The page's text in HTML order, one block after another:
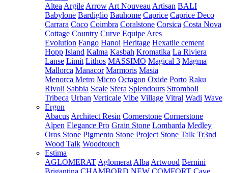
Altea Argile Arrow Art Nouveau Artisan BALI
Babylone Bardiglio Bauhome Caprice Caprice Deco
Carrara Coco Coimbra Coralstone Corsica Costa Nova
Cottage Country Curve Equipe Ares
Evolution Fango Hanoi Heritage Hexatile cement
Hopp Island Kalma Kasbah Kromatika La Riviera
Lanse Limit Lithos MASSIMO Magical 3 Magma
Mallorca Manacor Marmoris Masia
Menorca Metro Micro Octagon Oxide Porto Raku
Rivoli Sabbia Scale Sfera Splendours Stromboli
Tribeca Urban Verticale Vibe Village Vitral Wadi Wave
Ergon
Abacus Architect Resin Cornerstone Cornerstone
Alpen Elegance Pro Grain Stone Lombarda Medley
Oros Stone Pigmento Stone Project Stone Talk Tr3nd
Wood Talk Woodtouch
Estima
AGLOMERAT Aglomerat Alba Artwood Bernini